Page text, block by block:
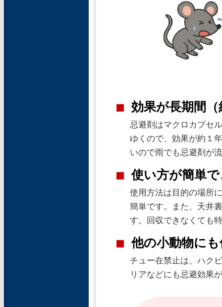
■ 効果が長期間
忌避剤はマクロカプセ
ゆくので、効果が約１
いので雨でも忌避剤が
■ 使い方が簡単
使用方法は目的の場所
簡単です。また、天井
す。回収できなくても
■ 他の小動物に
チュー在禁止は、ハク
リアなどにも忌避効果